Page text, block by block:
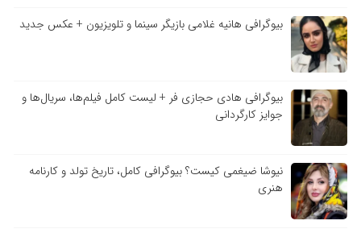
بیوگرافی هانیه غلامی بازیگر سینما و تلویزیون + عکس جدید
بیوگرافی هادی حجازی فر + لیست کامل فیلم‌ها، سریال‌ها و
جوایز کارگردانی
نیوشا ضیغمی کیست؟ بیوگرافی کامل، تاریخ تولد و کارنامه
هنری